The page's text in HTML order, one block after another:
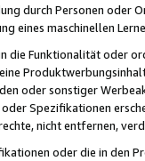
durch Personen
eines maschinellen
die Funktionalität oder
oder sonstiger
Spezifikationen
nicht entfernen,
oder die in